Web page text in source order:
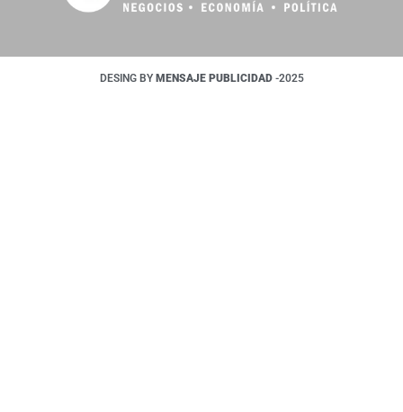
DESING BY MENSAJE PUBLICIDAD -2025